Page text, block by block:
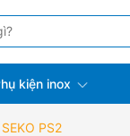
kiện inox
PS2